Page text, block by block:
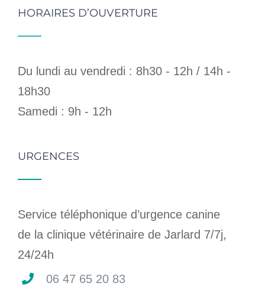
HORAIRES D’OUVERTURE
Du lundi au vendredi : 8h30 - 12h / 14h -
18h30
Samedi : 9h - 12h
URGENCES
Service téléphonique d’urgence canine
de la clinique vétérinaire de Jarlard 7/7j,
24/24h
06 47 65 20 83